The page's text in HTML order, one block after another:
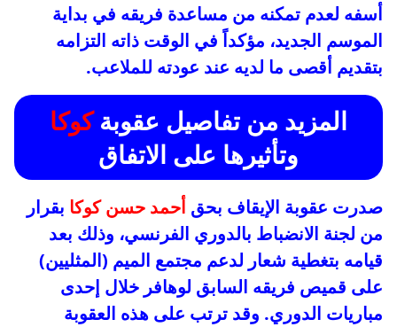
أسفه لعدم تمكنه من مساعدة فريقه في بداية
الموسم الجديد، مؤكداً في الوقت ذاته التزامه
بتقديم أقصى ما لديه عند عودته للملاعب.
المزيد من تفاصيل عقوبةكوكا
وتأثيرها على الاتفاق
صدرت عقوبة الإيقاف بحق أحمد حسن كوكا بقرار
من لجنة الانضباط بالدوري الفرنسي، وذلك بعد
قيامه بتغطية شعار لدعم مجتمع الميم (المثليين)
على قميص فريقه السابق لوهافر خلال إحدى
مباريات الدوري. وقد ترتب على هذه العقوبة